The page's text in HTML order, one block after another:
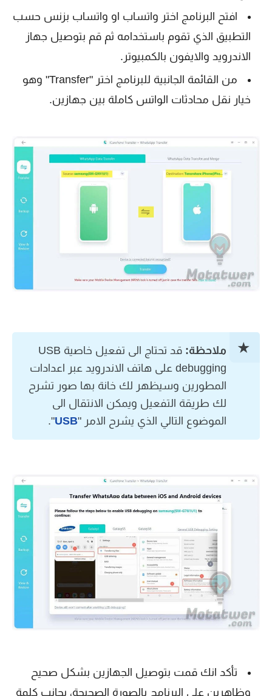
افتح البرنامج اختر واتساب او واتساب بزنس حسب
التطبيق الذي تقوم باستخدامه ثم قم بتوصيل جهاز
الاندرويد والايفون بالكمبيوتر.
من القائمة الجانبية للبرنامج اختر "Transfer" وهو
خيار نقل محادثات الواتس كاملة بين جهازين.
ملاحظة:
قد تحتاج الى تفعيل خاصية USB
debugging على هاتف الاندرويد عبر اعدادات
المطورين وسيظهر لك خانة بها صور تشرح
لك طريقة التفعيل ويمكن الانتقال الى
الموضوع التالي الذي يشرح الامر "USB
".
تأكد انك قمت بتوصيل الجهازين بشكل صحيح
وظاهرين على البرنامج بالصورة الصحيحة، بجانب كلمة